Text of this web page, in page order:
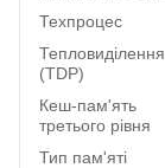
Техпроцес
Тепловиділення
(TDP)
Кеш-пам'ять
третього рівня
Тип пам'яті